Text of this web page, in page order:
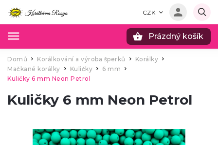
CZK
Prázdný košík
Domů / Korálkování a výroba šperků Korálky /
Mačkané korálky
Kuličky / 6 mm /
Kuličky 6 mm Neon Petrol
Kuličky 6 mm Neon Petrol